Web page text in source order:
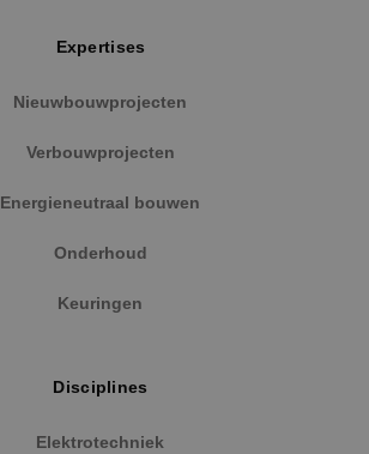
Expertises
Nieuwbouwprojecten
Verbouwprojecten
Energieneutraal bouwen
Onderhoud
Keuringen
Disciplines
Elektrotechniek